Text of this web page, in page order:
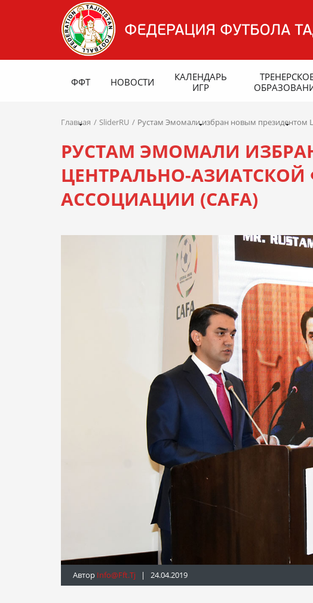
ФФТ НОВОСТИ
КАЛЕНДАРЬ
ИГР
Главная SliderRU Рустам Эмомали избран новым президентом
РУСТАМ ЭМОМАЛИ
ЦЕНТРАЛЬНО-
АССОЦИАЦИИ (CAFA)
Автор Info@fft.tj | 24.04.2019